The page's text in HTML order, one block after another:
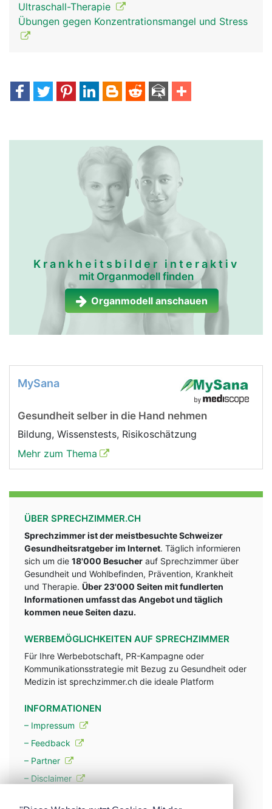
Ultraschall-Therapie
Übungen gegen Konzentrationsmangel und Stress
Krankheitsbilder interaktiv
mit Organmodell finden
Organmodell anschauen
MySana
Gesundheit selber in die Hand nehmen
Bildung, Wissenstests, Risikoschätzung
Mehr zum Thema
ÜBER SPRECHZIMMER.CH
Sprechzimmer ist der meistbesuchte Schweizer
Gesundheitsratgeber im Internet. Täglich informieren
sich um die 18'000 Besucher auf Sprechzimmer über
Gesundheit und Wohlbefinden, Prävention, Krankheit
und Therapie. Über 23'000 Seiten mit fundlerten
Informationen umfasst das Angebot und täglich
kommen neue Seiten dazu.
WERBEMÖGLICHKEITEN AUF SPRECHZIMMER
Für Ihre Werbebotschaft, PR-Kampagne oder
Kommunikationsstrategie mit Bezug zu Gesundheit oder
Medizin ist sprechzimmer.ch die ideale Platform
INFORMATIONEN
– Impressum
– Feedback
– Partner
– Disclaimer